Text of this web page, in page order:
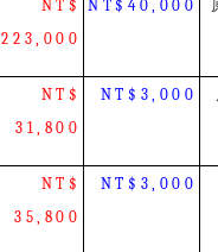
NT$
223,000
NT$40,000
NT$
31,800
NT$3,000
NT$
35,800
NT$3,000